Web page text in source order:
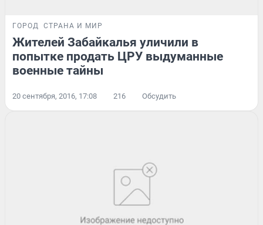
ГОРОД СТРАНА И МИР
Жителей Забайкалья уличили в
попытке продать ЦРУ выдуманные
военные тайны
20 сентября, 2016, 17:08 216 Обсудить